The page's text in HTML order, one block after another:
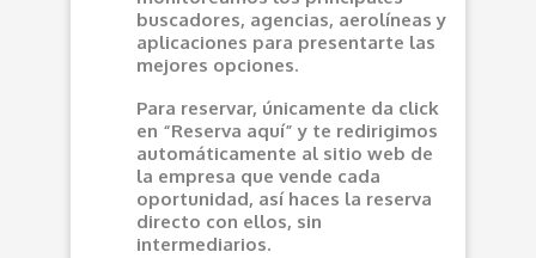
buscadores, agencias, aerolíneas y
aplicaciones para presentarte las
mejores opciones.
Para reservar, únicamente da click
en “Reserva aquí” y te redirigimos
automáticamente al sitio web de
la empresa que vende cada
oportunidad, así haces la reserva
directo con ellos, sin
intermediarios.